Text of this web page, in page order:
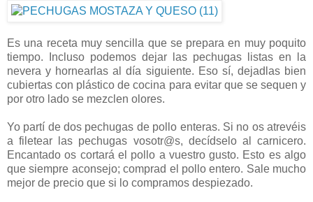
Es una receta muy sencilla que se prepara en muy poquito
tiempo. Incluso podemos dejar las pechugas listas en la
nevera y hornearlas al día siguiente. Eso sí, dejadlas bien
cubiertas con plástico de cocina para evitar que se sequen y
por otro lado se mezclen olores.
Yo partí de dos pechugas de pollo enteras. Si no os atrevéis
a filetear las pechugas vosotr@s, decídselo al carnicero.
Encantado os cortará el pollo a vuestro gusto. Esto es algo
que siempre aconsejo; comprad el pollo entero. Sale mucho
mejor de precio que si lo compramos despiezado.